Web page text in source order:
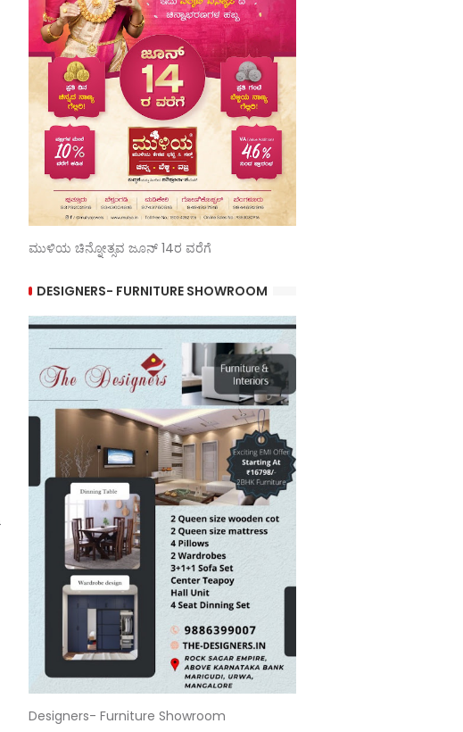
ಮುಳಿಯ ಚಿನ್ನೋತ್ಸವ ಜೂನ್ 14ರ ವರೆಗೆ
DESIGNERS- FURNITURE SHOWROOM
Designers- Furniture Showroom